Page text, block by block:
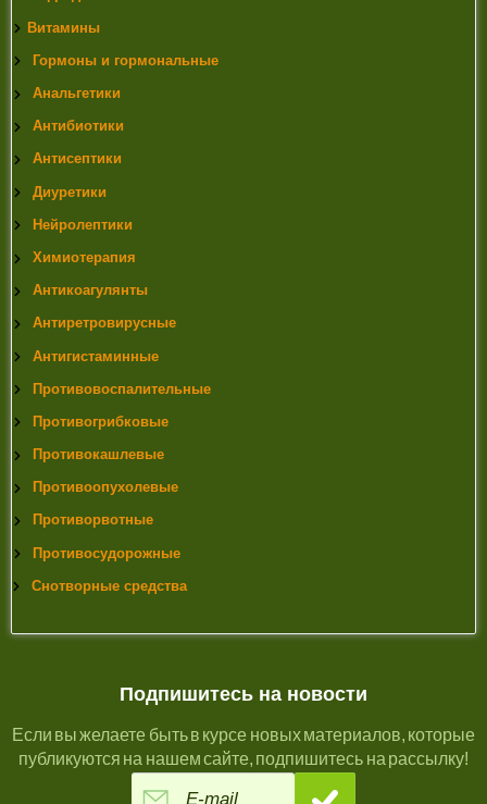
Витамины
Гормоны и гормональные
Анальгетики
Антибиотики
Антисептики
Диуретики
Нейролептики
Химиотерапия
Антикоагулянты
Антиретровирусные
Антигистаминные
Противовоспалительные
Противогрибковые
Противокашлевые
Противоопухолевые
Противорвотные
Противосудорожные
Снотворные средства
Подпишитесь на новости
Если вы желаете быть в курсе новых материалов, которые
публикуются на нашем сайте, подпишитесь на рассылку!